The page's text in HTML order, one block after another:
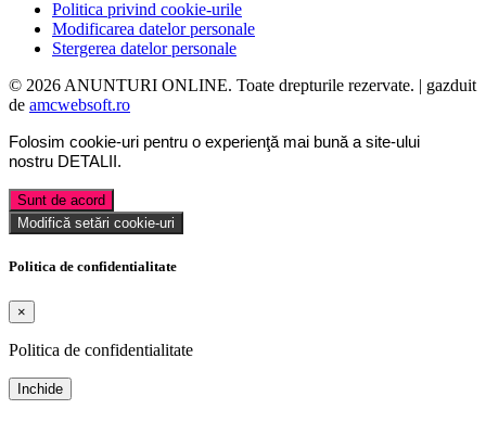
Politica privind cookie-urile
Modificarea datelor personale
Stergerea datelor personale
© 2026 ANUNTURI ONLINE. Toate drepturile rezervate. | gazduit
de amcwebsoft.ro
Folosim cookie-uri pentru o experienţă mai bună a site-ului
nostru DETALII .
Sunt de acord
Modifică setări cookie-uri
Politica de confidentialitate
×
Politica de confidentialitate
Inchide